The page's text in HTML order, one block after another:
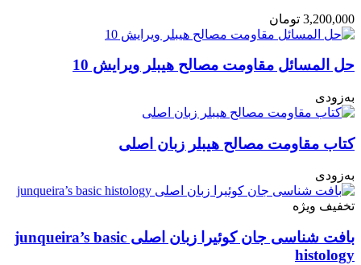
3,200,000 تومان
حل المسائل مقاومت مصالح هیبلر ویرایش 10
به‌زودی
کتاب مقاومت مصالح هیبلر زبان اصلی
به‌زودی
تخفیف ویژه
بافت شناسی جان کوئیرا زبان اصلی junqueira’s basic
histology